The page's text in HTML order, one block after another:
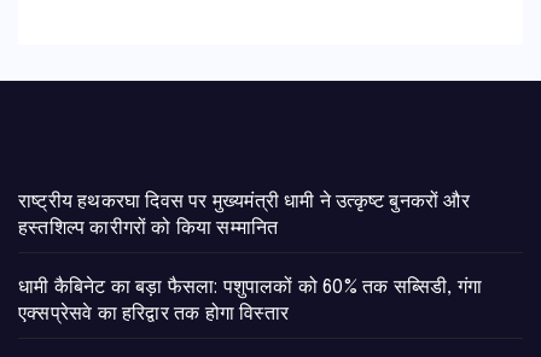
राष्ट्रीय हथकरघा दिवस पर मुख्यमंत्री धामी ने उत्कृष्ट बुनकरों और
हस्तशिल्प कारीगरों को किया सम्मानित
​धामी कैबिनेट का बड़ा फैसला: पशुपालकों को 60% तक सब्सिडी, गंगा
एक्सप्रेसवे का हरिद्वार तक होगा विस्तार